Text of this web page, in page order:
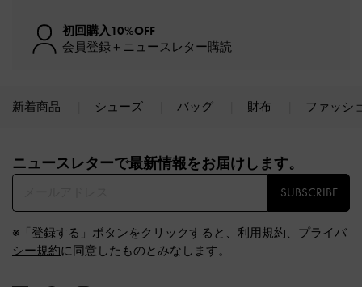
初回購入10%OFF
会員登録＋ニュースレター購読
新着商品 シューズ バッグ 財布 ファッシ
ニュースレターで最新情報をお届けします。​
SUBSCRIBE
※「登録する」ボタンをクリックすると、 利用規約、 プライバ
シー規約に同意したものとみなします。